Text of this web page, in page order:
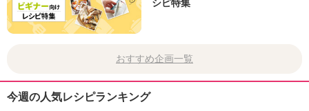
シピ特集
おすすめ企画一覧
今週の人気レシピランキング